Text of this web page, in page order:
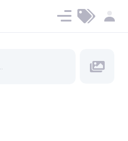
Ücret ve Planlar